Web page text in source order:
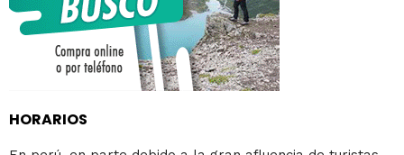
HORARIOS